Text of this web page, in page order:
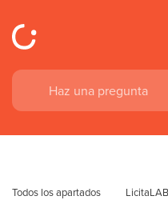
Todos los apartados